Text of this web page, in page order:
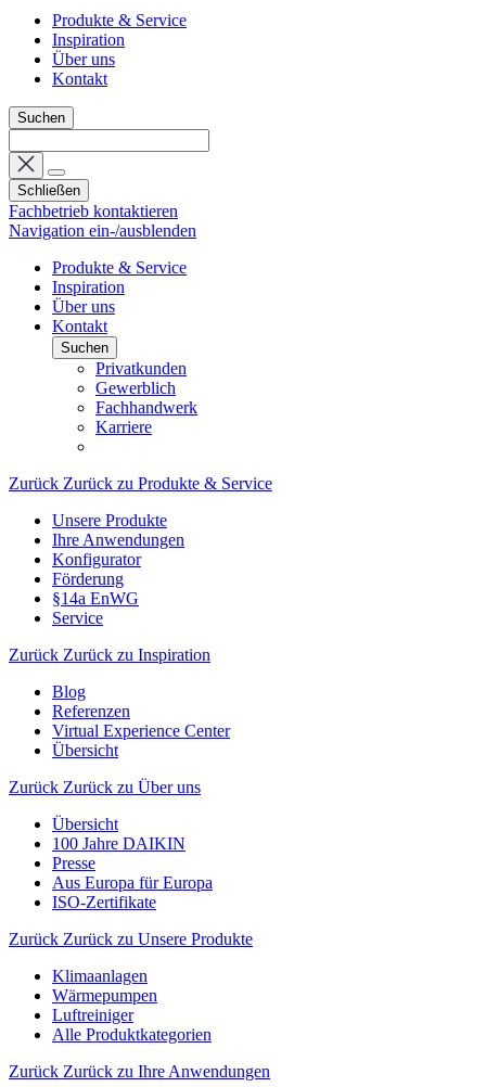
Produkte & Service
Inspiration
Über uns
Kontakt
Suchen
Schließen
Fachbetrieb kontaktieren
Navigation ein-/ausblenden
Produkte & Service
Inspiration
Über uns
Kontakt
Suchen
Privatkunden
Gewerblich
Fachhandwerk
Karriere
Zurück Zurück zu Produkte & Service
Unsere Produkte
Ihre Anwendungen
Konfigurator
Förderung
§14a EnWG
Service
Zurück Zurück zu Inspiration
Blog
Referenzen
Virtual Experience Center
Übersicht
Zurück Zurück zu Über uns
Übersicht
100 Jahre DAIKIN
Presse
Aus Europa für Europa
ISO-Zertifikate
Zurück Zurück zu Unsere Produkte
Klimaanlagen
Wärmepumpen
Luftreiniger
Alle Produktkategorien
Zurück Zurück zu Ihre Anwendungen